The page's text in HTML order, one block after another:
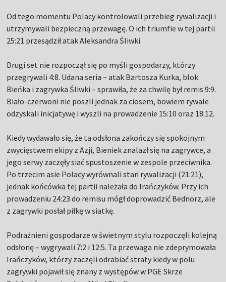
Od tego momentu Polacy kontrolowali przebieg rywalizacji i
utrzymywali bezpieczną przewagę. O ich triumfie w tej partii
25:21 przesądził atak Aleksandra Śliwki.
Drugi set nie rozpoczął się po myśli gospodarzy, którzy
przegrywali 4:8. Udana seria – atak Bartosza Kurka, blok
Bieńka i zagrywka Śliwki – sprawiła, że za chwilę był remis 9:9.
Biało-czerwoni nie poszli jednak za ciosem, bowiem rywale
odzyskali inicjatywę i wyszli na prowadzenie 15:10 oraz 18:12.
Kiedy wydawało się, że ta odsłona zakończy się spokojnym
zwycięstwem ekipy z Azji, Bieniek znalazł się na zagrywce, a
jego serwy zaczęły siać spustoszenie w zespole przeciwnika.
Po trzecim asie Polacy wyrównali stan rywalizacji (21:21),
jednak końcówka tej partii należała do Irańczyków. Przy ich
prowadzeniu 24:23 do remisu mógł doprowadzić Bednorz, ale
z zagrywki posłał piłkę w siatkę.
Podrażnieni gospodarze w świetnym stylu rozpoczęli kolejną
odsłonę – wygrywali 7:2 i 12:5. Ta przewaga nie zdeprymowała
Irańczyków, którzy zaczęli odrabiać straty kiedy w polu
zagrywki pojawił się znany z występów w PGE Skrze